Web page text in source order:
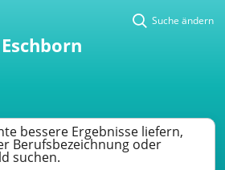
Suche ändern
bessere Ergebnisse liefern,
Berufsbezeichnung oder
suchen.